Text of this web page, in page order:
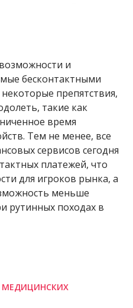
и
бесконтактными
препятствия,
такие как
время
Тем не менее, все
сервисов сегодня
платежей, что
для игроков рынка, а
меньше
рутинных походах в
МЕДИЦИНСКИХ